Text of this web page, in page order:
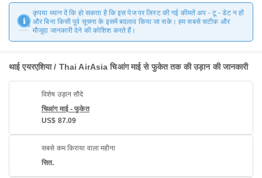
कृपया ध्यान दें कि हो सकता है कि इस पेज पर लिस्ट की गई कीमतें अप - टू - डेट न हों
और बिना किसी पूर्व सूचना के इसमें बदलाव किया जा सके। हम सबसे सटीक और
मौजूदा जानकारी देने की कोशिश करते हैं।
थाई एयरएशिया / Thai AirAsia चिआंग माई से फुकेत तक की उड़ान की जानकारी
विशेष उड़ान सौदे
चिआंग माई - फुकेत
US$ 87.09
सबसे कम किराया वाला महीना
सित.